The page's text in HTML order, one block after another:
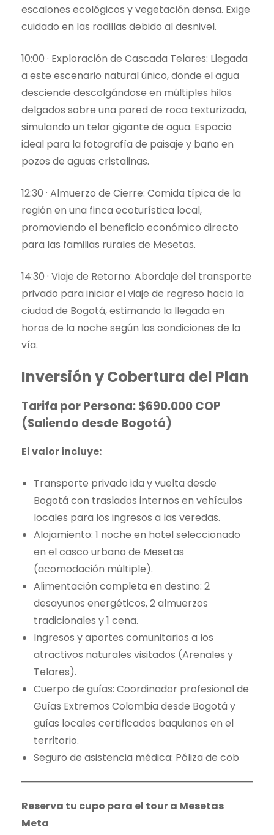
escalones ecológicos y vegetación densa. Exige
cuidado en las rodillas debido al desnivel.
10:00 · Exploración de Cascada Telares: Llegada
a este escenario natural único, donde el agua
desciende descolgándose en múltiples hilos
delgados sobre una pared de roca texturizada,
simulando un telar gigante de agua. Espacio
ideal para la fotografía de paisaje y baño en
pozos de aguas cristalinas.
12:30 · Almuerzo de Cierre: Comida típica de la
región en una finca ecoturística local,
promoviendo el beneficio económico directo
para las familias rurales de Mesetas.
14:30 · Viaje de Retorno: Abordaje del transporte
privado para iniciar el viaje de regreso hacia la
ciudad de Bogotá, estimando la llegada en
horas de la noche según las condiciones de la
vía.
Inversión y Cobertura del Plan
Tarifa por Persona: $690.000 COP
(Saliendo desde Bogotá)
El valor incluye:
Transporte privado ida y vuelta desde
Bogotá con traslados internos en vehículos
locales para los ingresos a las veredas.
Alojamiento: 1 noche en hotel seleccionado
en el casco urbano de Mesetas
(acomodación múltiple).
Alimentación completa en destino: 2
desayunos energéticos, 2 almuerzos
tradicionales y 1 cena.
Ingresos y aportes comunitarios a los
atractivos naturales visitados (Arenales y
Telares).
Cuerpo de guías: Coordinador profesional de
Guías Extremos Colombia desde Bogotá y
guías locales certificados baquianos en el
territorio.
Seguro de asistencia médica: Póliza de cob
Reserva tu cupo para el tour a Mesetas
Meta